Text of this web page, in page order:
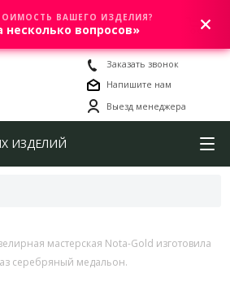
0
Заказать звонок
Напишите нам
Выезд менеджера
ИЗДЕЛИЙ
мастерская Nota-Gold изготовила
серебряный медальон.
ВАШЕГО ИЗДЕЛИЯ?
несколько вопросов»